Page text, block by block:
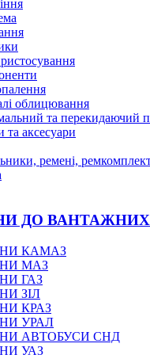
облицювання
та перекидаючий
та аксесуари
ремені,
ДО
КАМАЗ
МАЗ
ГАЗ
ЗІЛ
КРАЗ
УРАЛ
АВТОБУСИ СНД
УАЗ